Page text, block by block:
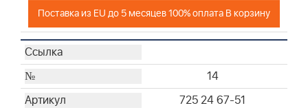
Поставка из EU до 5 месяцев 100% оплата В корзину
14
725 24 67-51